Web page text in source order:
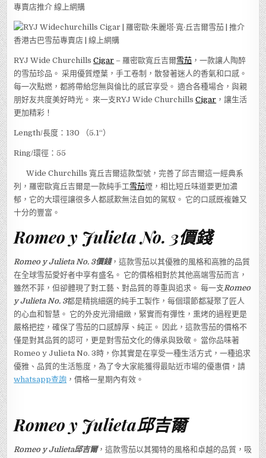
RYJ Wide ChurchillsCigar – 羅密歐寬丘吉爾雪茄 ，一款讓人陶醉
的雪茄珍品。 采用優質煙葉，手工卷制，散發著迷人的香氣和口感。
每一次點燃，都將帶給您無與倫比的感官享受。 適合各種場合，與親
朋好友共度美好時光。 來一支RYJ Wide ChurchillsCigar ，讓生活
更加精彩！
Length/長度：130 （5.1“）
Ring/環徑：55
Wide Churchills 寬丘吉爾這款型號，完善了邱吉爾這一經典系
列，羅密歐寬丘吉爾是一款純手工雪茄煙，相比短丘味道要更加濃
郁，它的大環徑讓很多人都感歎無法自如的駕馭。 它的口感既複雜又
十分的豐富。
Romeo y Julieta No. 3價錢
Romeo y Julieta No. 3價錢，這款雪茄以其優雅的風格和高雅的品質
在全球雪茄愛好者中享有盛名。 它的價格相對於其他高端雪茄而言，
雖然不菲，但卻體現了對工藝、對品質的尊重與追求。 每一支Romeo
y Julieta No. 3都是精挑細選的純手工製作，每個環節都凝聚了匠人
的心血和智慧。 它的外皮光滑細緻，緊實而有彈性，熏烤的過程更是
嚴格把控，確保了雪茄的口感醇厚、純正。 因此，這款雪茄的價格不
僅是對其品質的認可，更是對雪茄文化的傳承與致敬。 當你品味著
Romeo y Julieta No. 3時，你其實是在享受一種生活方式，一種追求
優雅、品質的生活態度，為了令大家能獲得最貼近市場的優惠價，請
whatsapp查詢 ，價格一星期內有效。
Romeo y Julieta邱吉爾
Romeo y Julieta邱吉爾，這款雪茄以其獨特的風格和卓越的品質，吸